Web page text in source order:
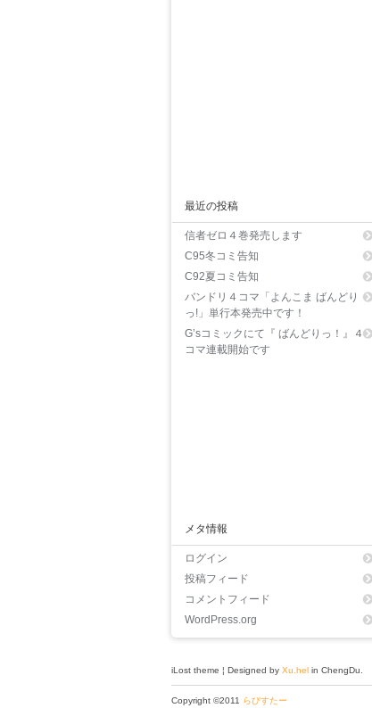
最近の投稿
信者ゼロ４巻発売します
C95冬コミ告知
C92夏コミ告知
バンドリ４コマ「よんこま ばんどり
っ!」単行本発売中です！
G’sコミックにて『 ばんどりっ！』４
コマ連載開始です
メタ情報
ログイン
投稿フィード
コメントフィード
WordPress.org
iLost theme ¦ Designed by Xu.hel in ChengDu.
Copyright ©2011 らびすたー